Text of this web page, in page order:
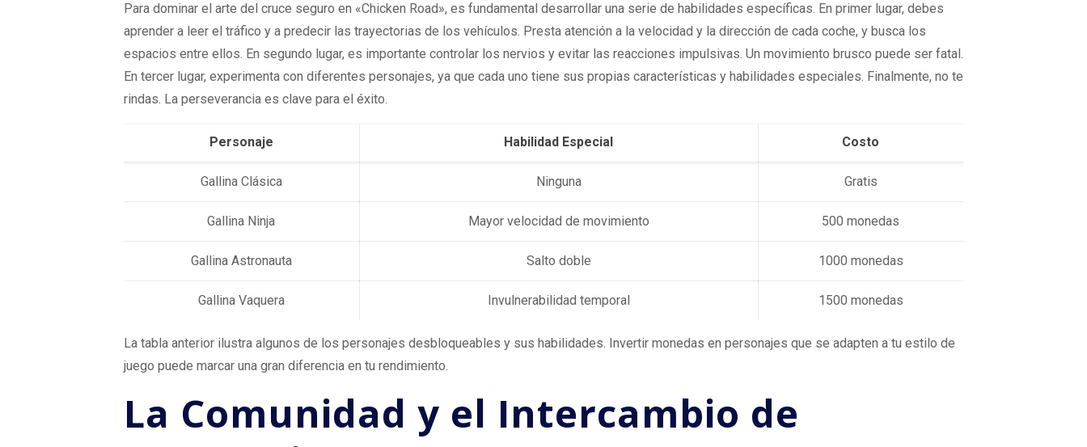
Para dominar el arte del cruce seguro en «Chicken Road», es fundamental desarrollar una serie de habilidades específicas. En primer lugar, debes
aprender a leer el tráfico y a predecir las trayectorias de los vehículos. Presta atención a la velocidad y la dirección de cada coche, y busca los
espacios entre ellos. En segundo lugar, es importante controlar los nervios y evitar las reacciones impulsivas. Un movimiento brusco puede ser fatal.
En tercer lugar, experimenta con diferentes personajes, ya que cada uno tiene sus propias características y habilidades especiales. Finalmente, no te
rindas. La perseverancia es clave para el éxito.
Personaje Habilidad Especial Costo
Gallina Clásica Ninguna Gratis
Gallina Ninja Mayor velocidad de movimiento 500 monedas
Gallina Astronauta Salto doble 1000 monedas
Gallina Vaquera Invulnerabilidad temporal 1500 monedas
La tabla anterior ilustra algunos de los personajes desbloqueables y sus habilidades. Invertir monedas en personajes que se adapten a tu estilo de
juego puede marcar una gran diferencia en tu rendimiento.
La Comunidad y el Intercambio de